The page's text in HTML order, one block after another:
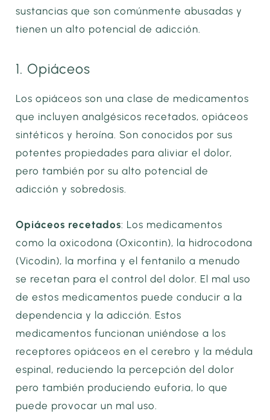
sustancias que son comúnmente abusadas y
tienen un alto potencial de adicción.
1. Opiáceos
Los opiáceos son una clase de medicamentos
que incluyen analgésicos recetados, opiáceos
sintéticos y heroína. Son conocidos por sus
potentes propiedades para aliviar el dolor,
pero también por su alto potencial de
adicción y sobredosis.
Opiáceos recetados: Los medicamentos
como la oxicodona (Oxicontin), la hidrocodona
(Vicodin), la morfina y el fentanilo a menudo
se recetan para el control del dolor. El mal uso
de estos medicamentos puede conducir a la
dependencia y la adicción. Estos
medicamentos funcionan uniéndose a los
receptores opiáceos en el cerebro y la médula
espinal, reduciendo la percepción del dolor
pero también produciendo euforia, lo que
puede provocar un mal uso.